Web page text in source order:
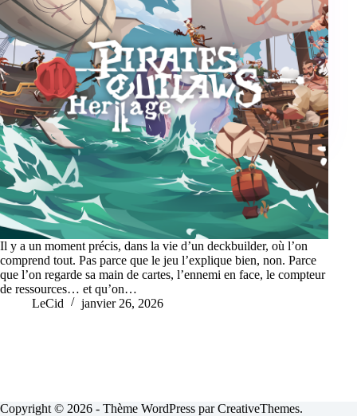
Il y a un moment précis, dans la vie d’un deckbuilder, où l’on
comprend tout. Pas parce que le jeu l’explique bien, non. Parce
que l’on regarde sa main de cartes, l’ennemi en face, le compteur
de ressources… et qu’on…
LeCid
janvier 26, 2026
Copyright © 2026 - Thème WordPress parCreativeThemes.